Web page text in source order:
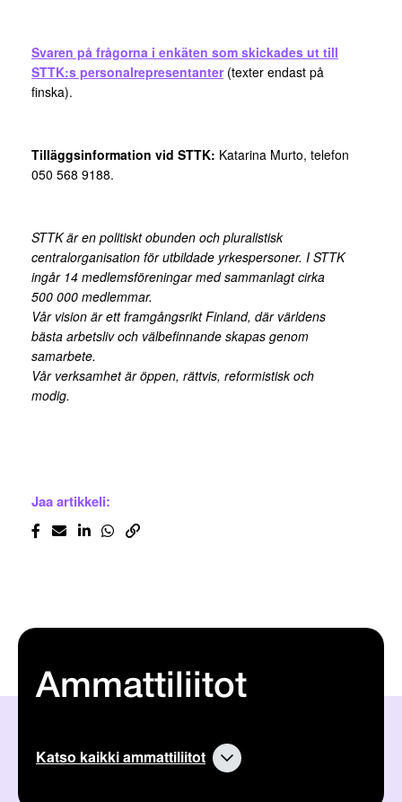
Svaren på frågorna i enkäten som skickades ut till
STTK:s personalrepresentanter (texter endast på
finska).
Tilläggsinformation vid STTK: Katarina Murto, telefon
050 568 9188.
STTK är en politiskt obunden och pluralistisk
centralorganisation för utbildade yrkespersoner. I STTK
ingår 14 medlemsföreningar med sammanlagt cirka
500 000 medlemmar.
Vår vision är ett framgångsrikt Finland, där världens
bästa arbetsliv och välbefinnande skapas genom
samarbete.
Vår verksamhet är öppen, rättvis, reformistisk och
modig.
Jaa artikkeli:
Ammattiliitot
Katso kaikki ammattiliitot